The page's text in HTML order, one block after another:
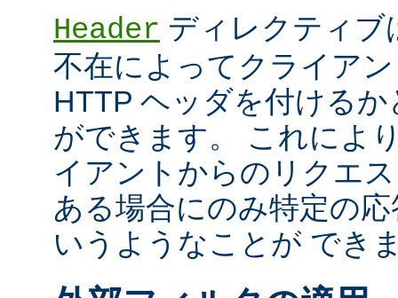
Header ディレクティブ
不在によってクライア
HTTP ヘッダを付ける
ができます。 これによ
イアントからのリクエ
ある場合にのみ特定の
いうようなことが でき